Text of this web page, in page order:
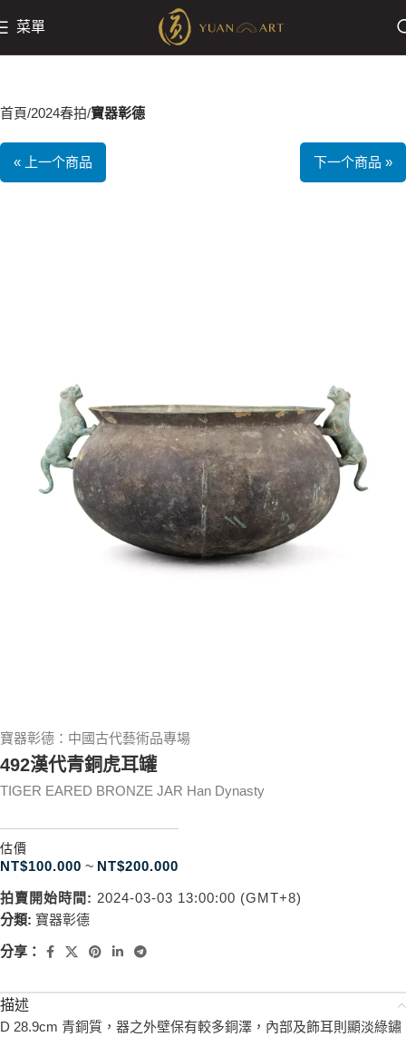
菜單
首頁 2024春拍 寶器彰德
« 上一个商品 下一个商品 »
寶器彰德：中國古代藝術品專場
492漢代青銅虎耳罐
TIGER EARED BRONZE JAR Han Dynasty
估價
NT$100.000 ~ NT$200.000
拍賣開始時間: 2024-03-03 13:00:00 (GMT+8)
分類: 寶器彰德
分享：
描述
D 28.9cm 青銅質，器之外壁保有較多銅澤，內部及飾耳則顯淡綠鏽